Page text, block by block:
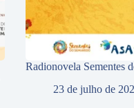
Radionovela Sementes
23 de julho de